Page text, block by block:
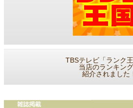
TBSテレビ「ランク
当店のランキン
紹介されました